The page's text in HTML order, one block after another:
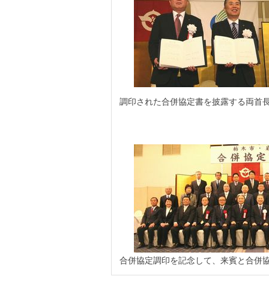
調印された合併協定書を披露する両首
合併協定調印を記念して、来賓と合併